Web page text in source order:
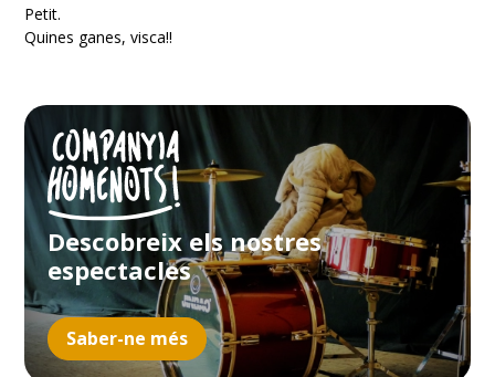
Petit.
Quines ganes, visca!!
Descobreix els nostres
espectacles
Saber-ne més